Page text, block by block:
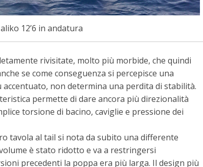
12’6 in andatura
rivisitate, molto più morbide, che quindi
se come conseguenza si percepisce una
non determina una perdita di stabilità.
permette di dare ancora più direzionalità
torsione di bacino, caviglie e pressione dei
tavola al tail si nota da subito una differente
è stato ridotto e va a restringersi
precedenti la poppa era più larga. Il design più